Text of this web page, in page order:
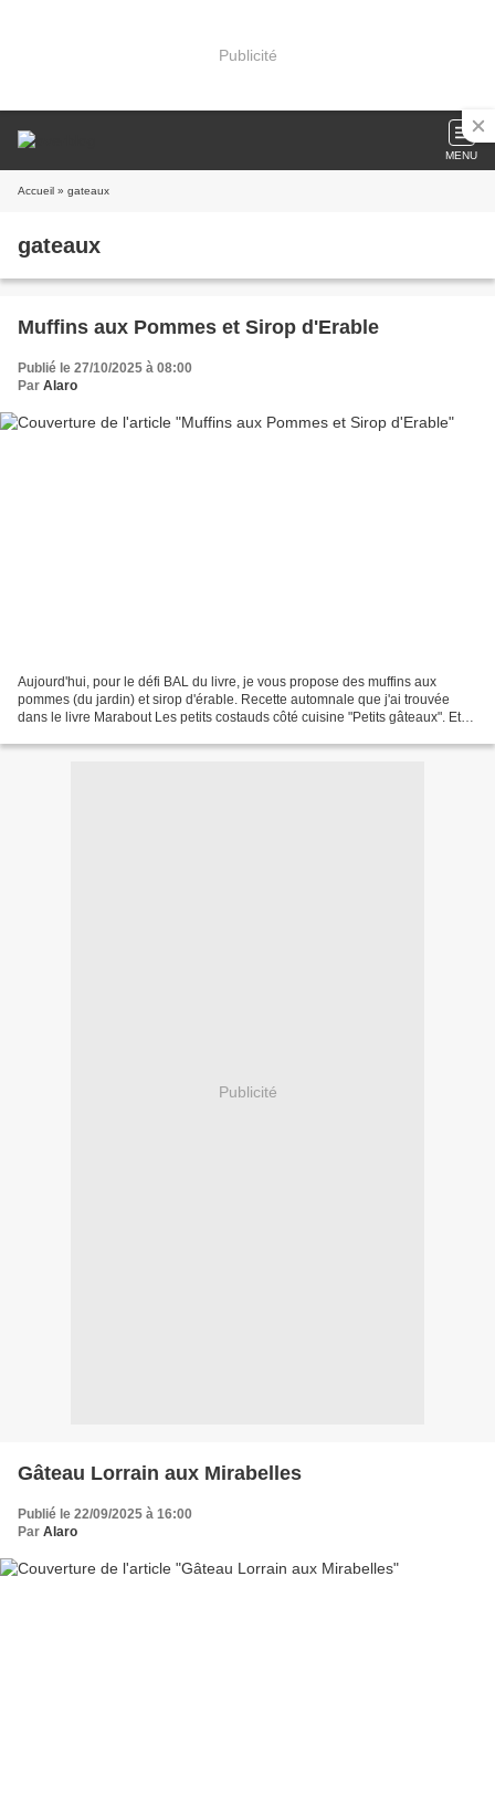
Publicité
MENU
Accueil » gateaux
gateaux
Muffins aux Pommes et Sirop d'Erable
Publié le 27/10/2025 à 08:00
Par Alaro
Aujourd'hui, pour le défi BAL du livre, je vous propose des muffins aux
pommes (du jardin) et sirop d'érable. Recette automnale que j'ai trouvée
dans le livre Marabout Les petits costauds côté cuisine "Petits gâteaux". Et
Publicité
Gâteau Lorrain aux Mirabelles
Publié le 22/09/2025 à 16:00
Par Alaro